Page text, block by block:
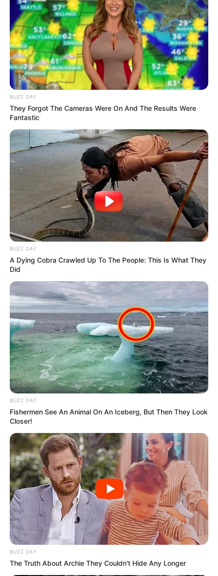
Fail! 10 Potret Makanan Gagal
Dimasak yang Bikin Kamu
Nggak Selera
10 Pose Manekin Anti
Mainstream yang Konyol
Banget
8 Kata Lucu Seputar Malam
Minggu ala Jomblo yang Bikin
Ngenes
10 Desain Kanopi Tempat
Tidur, Serasa Beristirahat di
Kamar Raja
Tampil Lebih Modern, 7 Potret
Hasil Renovasi Rumah Berusia
90 Tahun
BUZZ DAY
They Forgot The Cameras Were On And The Results Were
Fantastic
BUZZ DAY
A Dying Cobra Crawled Up To The People: This Is What They
Did
BUZZ DAY
Fishermen See An Animal On An Iceberg, But Then They Look
Closer!
BUZZ DAY
The Truth About Archie They Couldn't Hide Any Longer